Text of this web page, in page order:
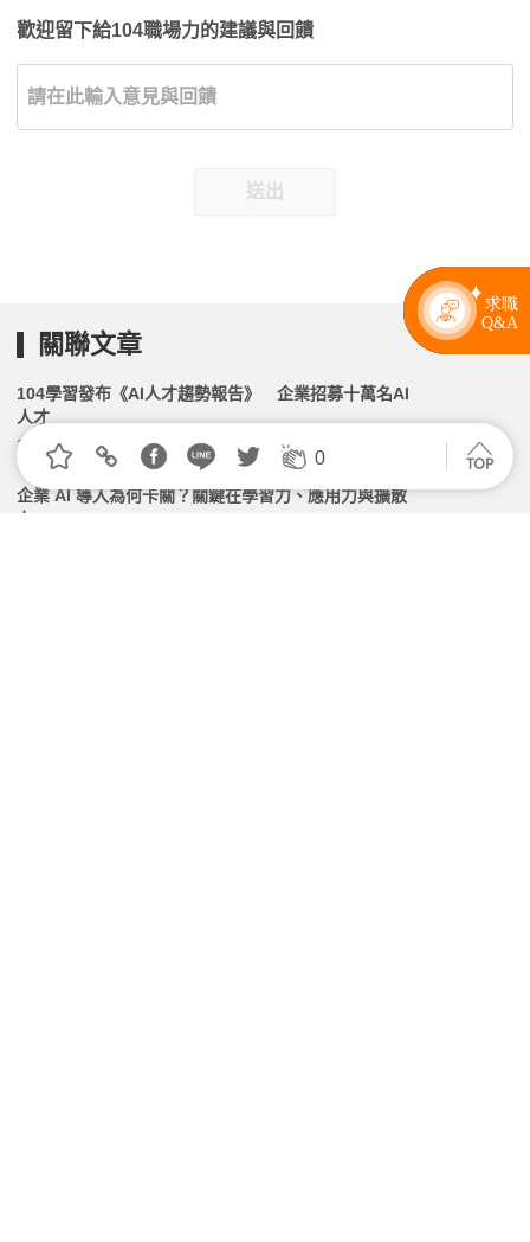
歡迎留下給104職場力的建議與回饋
送出
0
關聯文章
104學習發布《AI人才趨勢報告》 企業招募十萬名AI
人才
2026.06.24 | 104小編 | 3111觀看數
企業 AI 導入為何卡關？關鍵在學習力、應用力與擴散
力